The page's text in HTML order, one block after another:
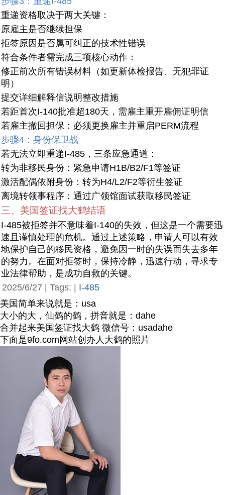
重递资格取决于两大关键：
原雇主是否继续担保
拒签原因是否属可纠正的技术性错误
符合条件者需完成三项核心动作：
修正前次所有错误材料（如更新体检报告、无犯罪证
明）
提交详细解释信说明整改措施
若距首次I-140批准超180天，需雇主重开雇佣证明信
若雇主撤回担保：必须更换雇主并重启PERM流程
步骤4：身份保卫战
若无法立即重递I-485，三条应急通道：
转为非移民身份：紧急申请H1B/B2/F1等签证
激活配偶依附身份：转为H4/L2/F2等衍生签证
离境转领事程序：通过广领馆面试获取移民签证
三、美国签证找大鹤结语
I-485被拒签并不意味着I-140的失效，但这是一个需要迅
速且谨慎处理的危机。通过上述策略，申请人可以有效
地保护自己的移民资格，避免因一时的失误而失去多年
的努力。在面对拒签时，保持冷静，迅速行动，寻求专
业法律帮助，是成功自救的关键。
2025/6/27 | Tags: | I-485
美国简单来说就是：usa
大小的大，仙鹤的鹤，拼音就是：dahe
合并起来美国签证找大鹤 微信号：usadahe
下面是9fo.com网站创办人大鹤的照片